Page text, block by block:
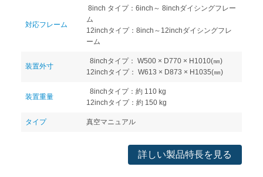
対応フレーム
8inch タイプ：6inch～ 8inchダイシングフレー
ム
12inchタイプ：8inch～12inchダイシングフレ
ーム
装置外寸
8inchタイプ： W500 × D770 × H1010(㎜)
12inchタイプ： W613 × D873 × H1035(㎜)
装置重量
8inchタイプ：約 110 kg
12inchタイプ：約 150 kg
タイプ 真空マニュアル
詳しい製品特長を見る